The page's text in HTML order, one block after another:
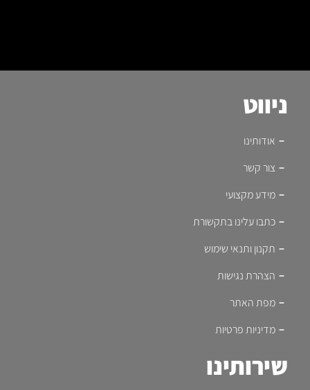
ניווט
אודותינו
צור קשר
מידע מקצועי
כתבו עלינו בתקשורת
תקנון ותנאי שימוש
הצהרת נגישות
מפת האתר
מדיניות פרטיות
שירותינו